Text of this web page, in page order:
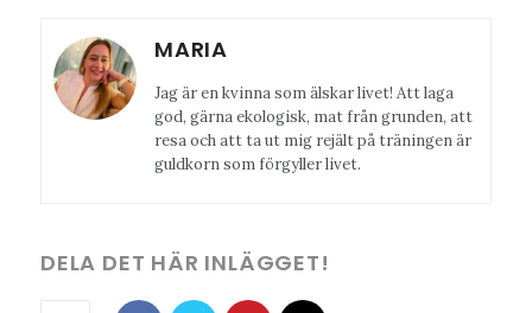
MARIA
Jag är en kvinna som älskar livet! Att laga
god, gärna ekologisk, mat från grunden, att
resa och att ta ut mig rejält på träningen är
guldkorn som förgyller livet.
DELA DET HÄR INLÄGGET!